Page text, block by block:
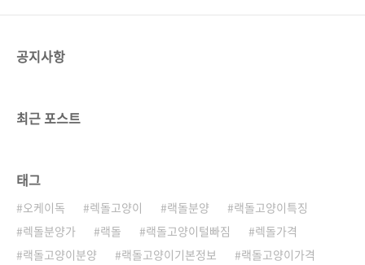
공지사항
최근 포스트
태그
오케이독 렉돌고양이 랙돌분양
랙돌고양이특징
렉돌분양가
랙돌 랙돌고양이털빠짐
렉돌가격
랙돌고양이분양
랙돌고양이기본정보
랙돌고양이가격